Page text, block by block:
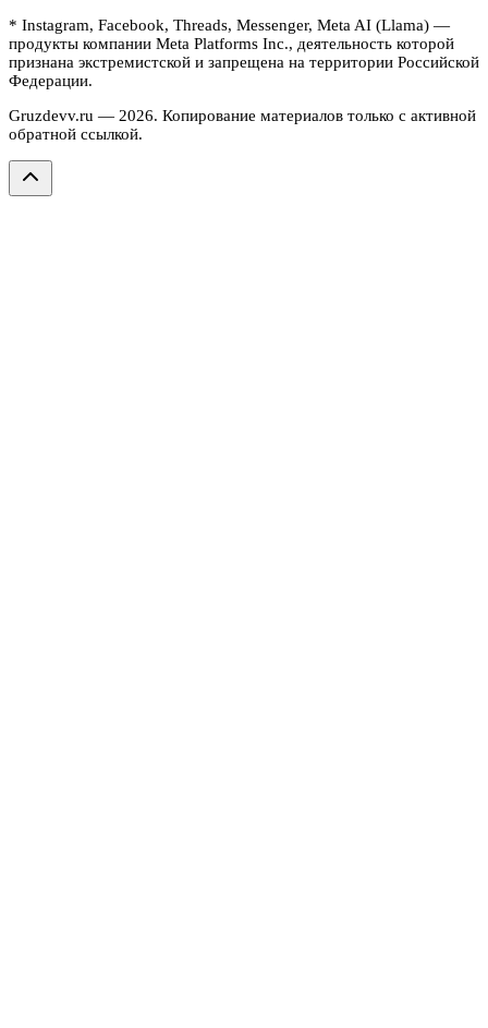
* Instagram, Facebook, Threads, Messenger, Meta AI (Llama) —
продукты компании Meta Platforms Inc., деятельность которой
признана экстремистской и запрещена на территории Российской
Федерации.
Gruzdevv.ru — 2026. Копирование материалов только с активной
обратной ссылкой.